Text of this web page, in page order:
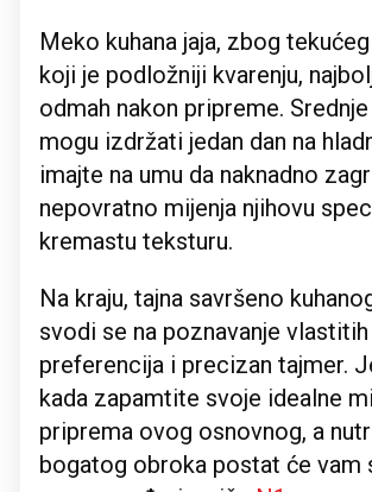
Meko kuhana jaja, zbog
koji je podložniji kvarenju,
odmah nakon pripreme. Srednje
mogu izdržati jedan dan na
imajte na umu da naknadno
nepovratno mijenja njihovu
kremastu teksturu.
Na kraju, tajna savršeno
svodi se na poznavanje vlastitih
preferencija i precizan tajmer.
kada zapamtite svoje idealne
priprema ovog osnovnog, a
bogatog obroka postat će vam